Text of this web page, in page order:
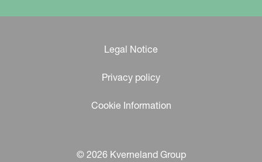
Legal Notice
Privacy policy
Cookie Information
© 2026 Kverneland Group